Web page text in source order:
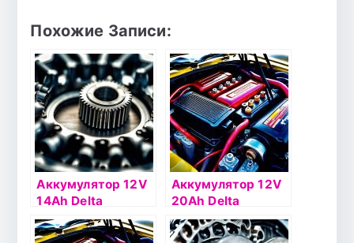
Похожие Записи:
Аккумулятор 12V
14Ah Delta
СТ1212.2 п.п.(+ -)
Аккумулятор 12V
20Ah Delta
СТ1220.1 о.п.(- +)